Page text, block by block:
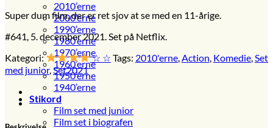
2010’erne
2000’erne
1990’erne
1980’erne
1970’erne
1960’erne
1950’erne
1940’erne
Stikord
Film set med junior
Film set i biografen
Super dum film, der er ret sjov at se med en 11-årige.
#641, 5. december 2021. Set på Netflix.
Kategori:
☆ ☆ Tags: 2010'erne,Action, Komedie,Set
med junior,Set2021